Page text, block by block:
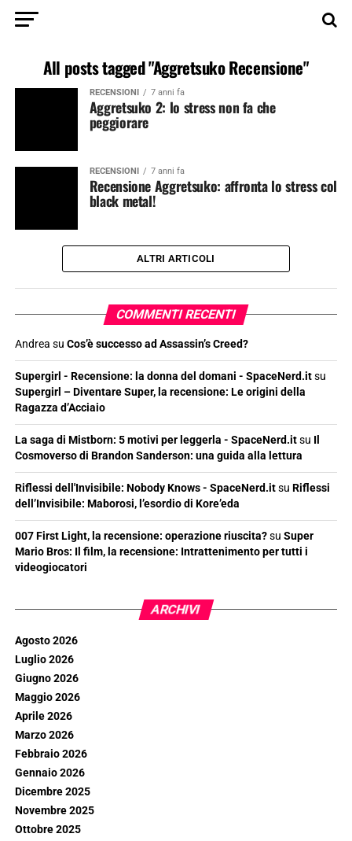
All posts tagged "Aggretsuko Recensione"
RECENSIONI 7 anni fa
Aggretsuko 2: lo stress non fa che
peggiorare
RECENSIONI 7 anni fa
Recensione Aggretsuko: affronta lo stress col
black metal!
ALTRI ARTICOLI
COMMENTI RECENTI
Andrea su Cos’è successo ad Assassin’s Creed?
Supergirl - Recensione: la donna del domani - SpaceNerd.itsu
Supergirl – Diventare Super, la recensione: Le origini della
Ragazza d’Acciaio
La saga di Mistborn: 5 motivi per leggerla - SpaceNerd.itsu Il
Cosmoverso di Brandon Sanderson: una guida alla lettura
Riflessi dell'Invisibile: Nobody Knows - SpaceNerd.itsu Riflessi
dell’Invisibile: Maborosi, l’esordio di Kore’eda
007 First Light, la recensione: operazione riuscita?su Super
Mario Bros: Il film, la recensione: Intrattenimento per tutti i
videogiocatori
ARCHIVI
Agosto 2026
Luglio 2026
Giugno 2026
Maggio 2026
Aprile 2026
Marzo 2026
Febbraio 2026
Gennaio 2026
Dicembre 2025
Novembre 2025
Ottobre 2025